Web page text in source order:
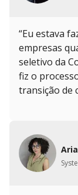
“Eu estava
empresas
seletivo da
fiz o
transição de